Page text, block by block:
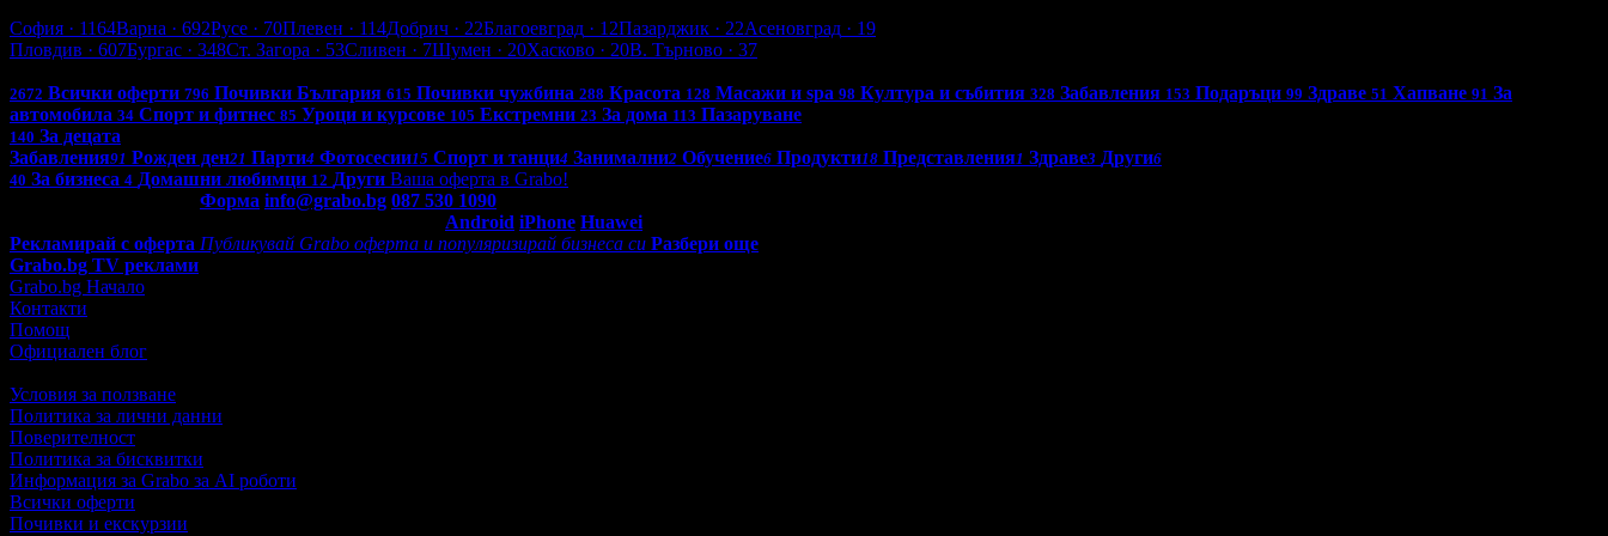
София · 1164Варна · 692Русе · 70Плевен · 114Добрич · 22Благоевград · 12Пазарджик · 22Асеновград · 19
Пловдив · 607Бургас · 348Ст. Загора · 53Сливен · 7Шумен · 20Хасково · 20В. Търново · 37
2672 Всички оферти 796 Почивки България 615 Почивки чужбина 288 Красота 128 Масажи и spa 98 Култура и събития 328 Забавления 153 Подаръци 99 Здраве 51 Хапване 91 За
автомобила 34 Спорт и фитнес 85 Уроци и курсове 105 Екстремни 23 За дома 113 Пазаруване
140 За децата
Забавления91 Рожден ден21 Парти4 Фотосесии15 Спорт и танци4 Занимални2 Обучение6 Продукти18 Представления1 Здраве3 Други6
40 За бизнеса 4 Домашни любимци 12 Други Ваша оферта в Grabo!
Форма info@grabo.bg 087 530 1090
Android iPhone Huawei
Рекламирай с оферта Публикувай Grabo оферта и популяризирай бизнеса си Разбери още
Grabo.bg TV реклами
Grabo.bg Начало
Контакти
Помощ
Официален блог
Условия за ползване
Политика за лични данни
Поверителност
Политика за бисквитки
Информация за Grabo за AI роботи
Всички оферти
Почивки и екскурзии